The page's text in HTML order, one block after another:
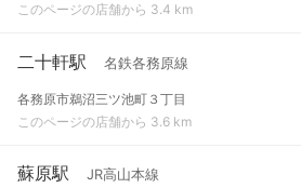
このページの店舗から 3.4 km
二十軒駅 名鉄各務原線
各務原市鵜沼三ツ池町３丁目
このページの店舗から 3.6 km
蘇原駅 JR高山本線